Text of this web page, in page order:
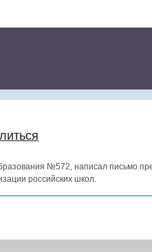
№572, написал письмо
российских школ.